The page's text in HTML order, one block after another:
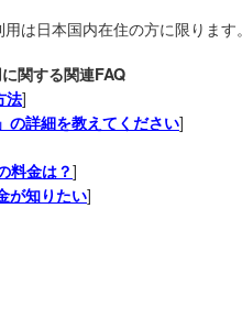
は日本国内在住の方に限ります。
関する関連FAQ
法]
の詳細を教えてください]
料金は？]
が知りたい]